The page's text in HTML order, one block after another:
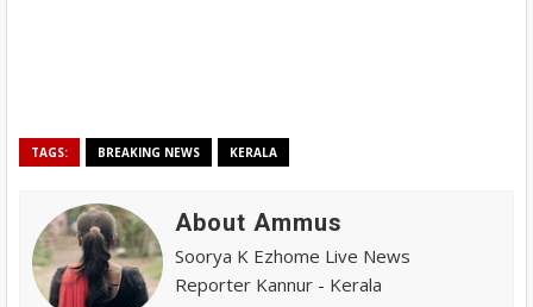
TAGS: BREAKING NEWS KERALA
About Ammus
Soorya K Ezhome Live News
Reporter Kannur - Kerala